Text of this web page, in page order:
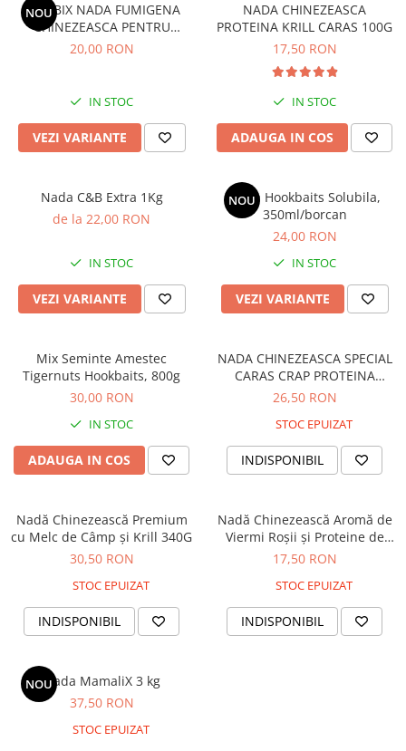
NOU
BOMBIX NADA FUMIGENA
CHINEZEASCA PENTRU
UNDITA 100g
20,00 RON
IN STOC
VEZI VARIANTE
NADA CHINEZEASCA
PROTEINA KRILL CARAS 100G
17,50 RON
IN STOC
ADAUGA IN COS
Nada C&B Extra 1Kg
de la 22,00 RON
IN STOC
VEZI VARIANTE
NOU
Pasta Hookbaits Solubila,
350ml/borcan
24,00 RON
IN STOC
VEZI VARIANTE
Mix Seminte Amestec
Tigernuts Hookbaits, 800g
30,00 RON
IN STOC
ADAUGA IN COS
NADA CHINEZEASCA SPECIAL
CARAS CRAP PROTEINA
ANIMALA 250G
26,50 RON
STOC EPUIZAT
INDISPONIBIL
Nadă Chinezească Premium
cu Melc de Câmp și Krill 340G
30,50 RON
STOC EPUIZAT
INDISPONIBIL
Nadă Chinezească Aromă de
Viermi Roșii și Proteine de
Insecte 100G
17,50 RON
STOC EPUIZAT
INDISPONIBIL
NOUNada MamaliX 3 kg
37,50 RON
STOC EPUIZAT